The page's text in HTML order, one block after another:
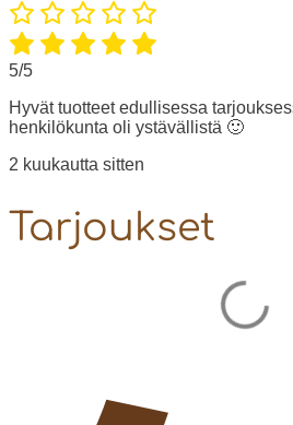
5/5
Hyvät tuotteet edullisessa
henkilökunta oli ystävällistä 🙂
2 kuukautta sitten
Tarjoukset